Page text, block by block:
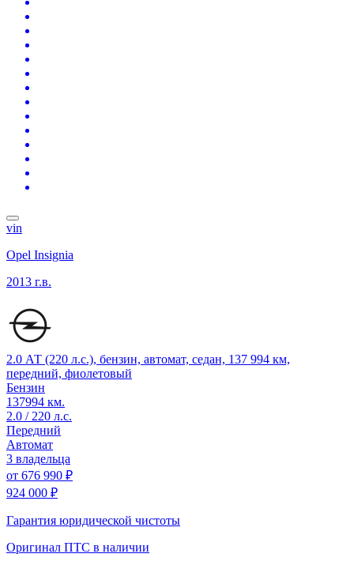
vin
Opel Insignia
2013 г.в.
2.0 АТ (220 л.с.), бензин, автомат, седан, 137 994 км,
передний, фиолетовый
Бензин
137994 км.
2.0 / 220 л.с.
Передний
Автомат
3 владельца
от 676 990 ₽
924 000 ₽
Гарантия юридической чистоты
Оригинал ПТС в наличии